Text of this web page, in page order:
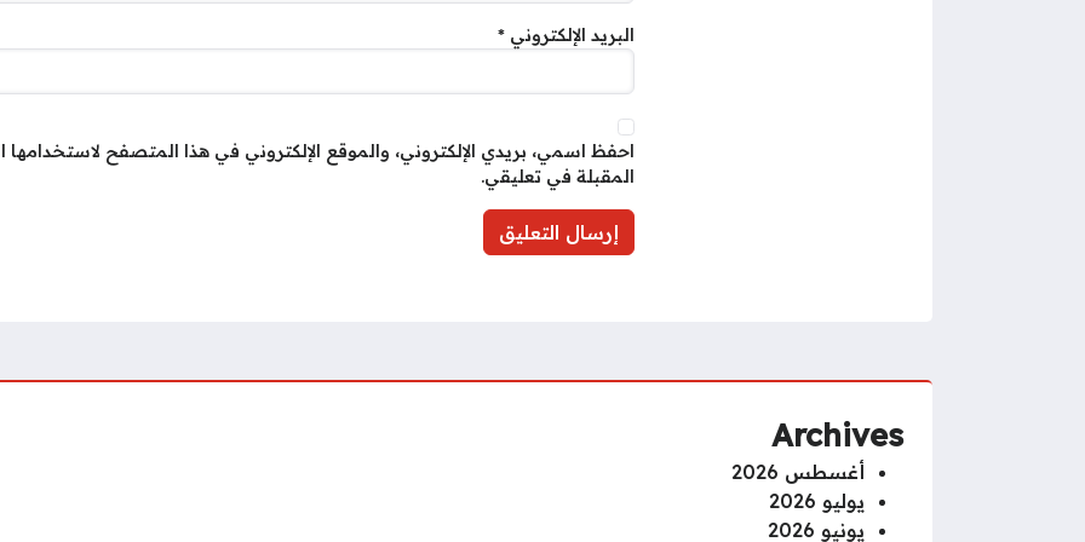
البريد الإلكتروني *
احفظ اسمي، بريدي الإلكتروني، والموقع الإلكتروني في هذا المتصفح لاستخدامها
المقبلة في تعليقي.
Archives
أغسطس 2026
يوليو 2026
يونيو 2026